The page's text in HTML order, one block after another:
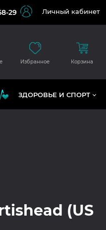
29 Личный кабинет
Избранное Корзина
ЗДОРОВЬЕ И СПОРТ
(US